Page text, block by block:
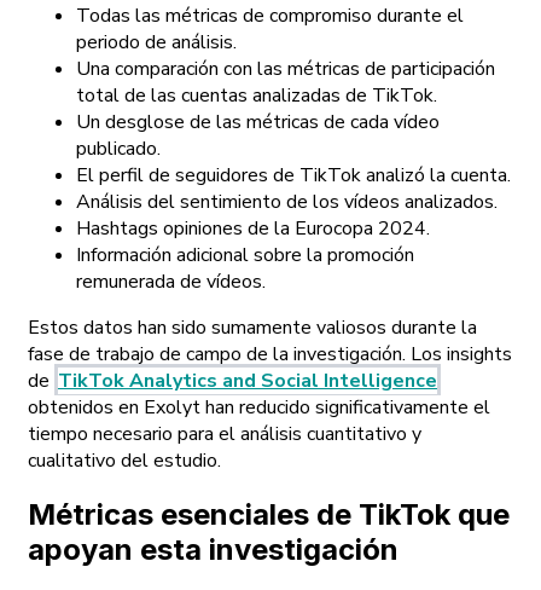
Todas las métricas de compromiso durante el
periodo de análisis.
Una comparación con las métricas de participación
total de las cuentas analizadas de TikTok.
Un desglose de las métricas de cada vídeo
publicado.
El perfil de seguidores de TikTok analizó la cuenta.
Análisis del sentimiento de los vídeos analizados.
Hashtags opiniones de la Eurocopa 2024.
Información adicional sobre la promoción
remunerada de vídeos.
Estos datos han sido sumamente valiosos durante la
fase de trabajo de campo de la investigación. Los insights
de TikTok Analytics and Social Intelligence
obtenidos en Exolyt han reducido significativamente el
tiempo necesario para el análisis cuantitativo y
cualitativo del estudio.
Métricas esenciales de TikTok que
apoyan esta investigación